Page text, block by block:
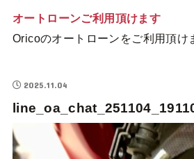
オートローンご利用頂けます
Oricoのオートローンをご利用頂け
2025.11.04